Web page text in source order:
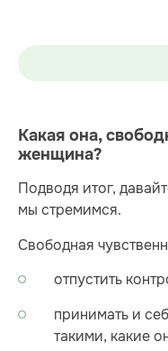
Какая она,
женщина?
Подводя итог,
мы стремимся.
Свободная
отпустить
принимать и
такими, какие